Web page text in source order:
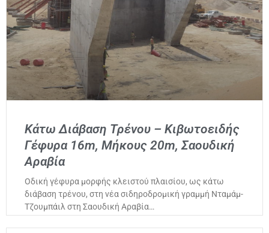
Κάτω Διάβαση Τρένου – Κιβωτοειδής
Γέφυρα 16m, Μήκους 20m, Σαουδική
Αραβία
Οδική γέφυρα μορφής κλειστού πλαισίου, ως κάτω
διάβαση τρένου, στη νέα σιδηροδρομική γραμμή Νταμάμ-
Τζουμπάιλ στη Σαουδική Αραβία…